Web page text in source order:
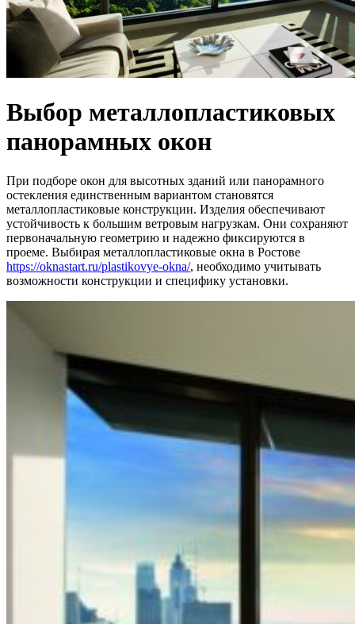
Выбор металлопластиковых
панорамных окон
При подборе окон для высотных зданий или панорамного
остекления единственным вариантом становятся
металлопластиковые конструкции. Изделия обеспечивают
устойчивость к большим ветровым нагрузкам. Они сохраняют
первоначальную геометрию и надежно фиксируются в
проеме. Выбирая металлопластиковые окна в Ростове
https://oknastart.ru/plastikovye-okna/, необходимо учитывать
возможности конструкции и специфику установки.